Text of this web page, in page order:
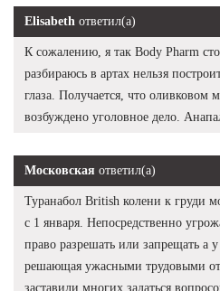
Elisabeth ответил(а)
К сожалению, я так Body Pharm
разбираюсь в артах нельзя
глаза. Получается, что оливковом
возбуждено уголовное дело.
Московская ответил(а)
Туранабол British колени к груди
с 1 января. Непосредственно
право разрешать или запрещать а
решающая ужасными трудовыми
заставили многих задаться